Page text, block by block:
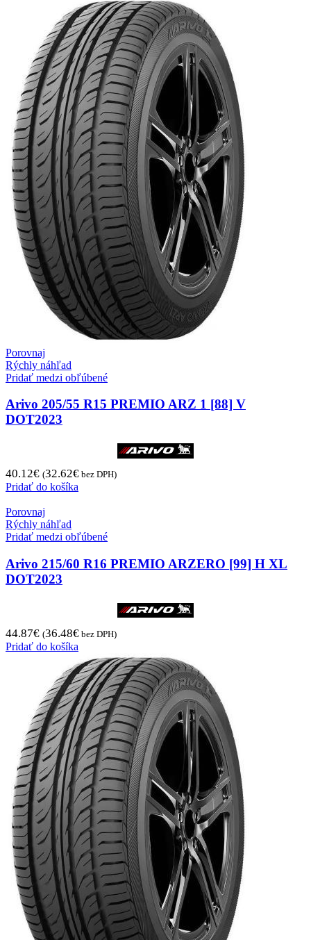
Porovnaj
Rýchly náhľad
Pridať medzi obľúbené
Arivo 205/55 R15 PREMIO ARZ 1 [88] V
DOT2023
40.12€ (32.62€ bez DPH)
Pridať do košíka
Porovnaj
Rýchly náhľad
Pridať medzi obľúbené
Arivo 215/60 R16 PREMIO ARZERO [99] H XL
DOT2023
44.87€ (36.48€ bez DPH)
Pridať do košíka